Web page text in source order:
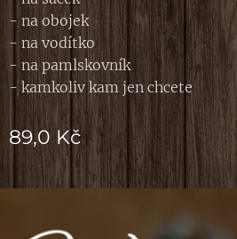
- na obojek
- na vodítko
- na pamlskovník
- kamkoliv kam jen chcete
89,0 Kč